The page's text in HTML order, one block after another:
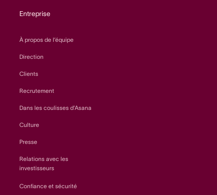
Entreprise
À propos de l’équipe
Direction
Clients
Recrutement
Dans les coulisses d’Asana
Culture
Presse
Relations avec les
investisseurs
Confiance et sécurité